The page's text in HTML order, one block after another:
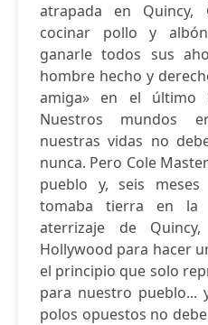
atrapada en Quincy,
cocinar pollo y
ganarle todos sus
hombre hecho y
amiga» en el último
Nuestros mundos
nuestras vidas no
nunca. Pero Cole
pueblo y, seis
tomaba tierra en la
aterrizaje de
Hollywood para hacer
el principio que solo
para nuestro pueblo...
polos opuestos no